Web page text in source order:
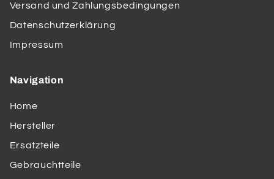
Versand und Zahlungsbedingungen
Datenschutzerklärung
Impressum
Navigation
Home
Hersteller
Ersatzteile
Gebrauchtteile